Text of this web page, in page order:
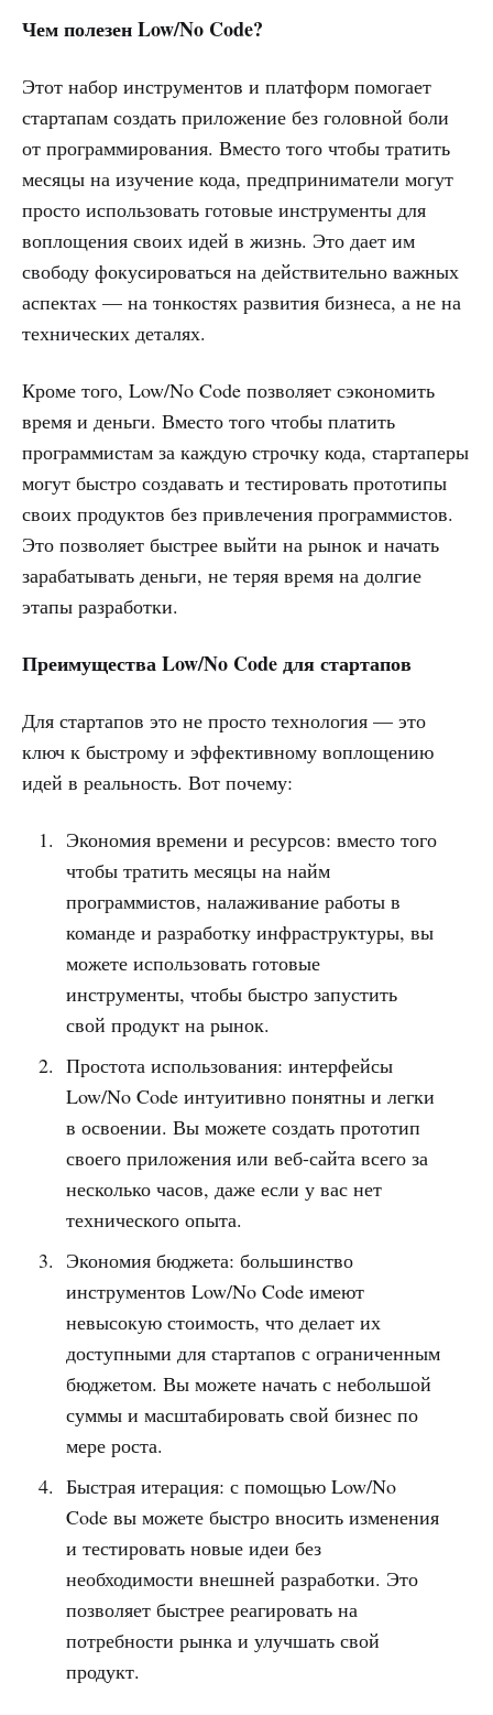
Чем полезен Low/No Code?
Этот набор инструментов и платформ помогает
стартапам создать приложение без головной боли
от программирования. Вместо того чтобы тратить
месяцы на изучение кода, предприниматели могут
просто использовать готовые инструменты для
воплощения своих идей в жизнь. Это дает им
свободу фокусироваться на действительно важных
аспектах — на тонкостях развития бизнеса, а не на
технических деталях.
Кроме того, Low/No Code позволяет сэкономить
время и деньги. Вместо того чтобы платить
программистам за каждую строчку кода, стартаперы
могут быстро создавать и тестировать прототипы
своих продуктов без привлечения программистов.
Это позволяет быстрее выйти на рынок и начать
зарабатывать деньги, не теряя время на долгие
этапы разработки.
Преимущества Low/No Code для стартапов
Для стартапов это не просто технология — это
ключ к быстрому и эффективному воплощению
идей в реальность. Вот почему:
Экономия времени и ресурсов: вместо того
чтобы тратить месяцы на найм
программистов, налаживание работы в
команде и разработку инфраструктуры, вы
можете использовать готовые
инструменты, чтобы быстро запустить
свой продукт на рынок.
Простота использования: интерфейсы
Low/No Code интуитивно понятны и легки
в освоении. Вы можете создать прототип
своего приложения или веб-сайта всего за
несколько часов, даже если у вас нет
технического опыта.
Экономия бюджета: большинство
инструментов Low/No Code имеют
невысокую стоимость, что делает их
доступными для стартапов с ограниченным
бюджетом. Вы можете начать с небольшой
суммы и масштабировать свой бизнес по
мере роста.
Быстрая итерация: с помощью Low/No
Code вы можете быстро вносить изменения
и тестировать новые идеи без
необходимости внешней разработки. Это
позволяет быстрее реагировать на
потребности рынка и улучшать свой
продукт.